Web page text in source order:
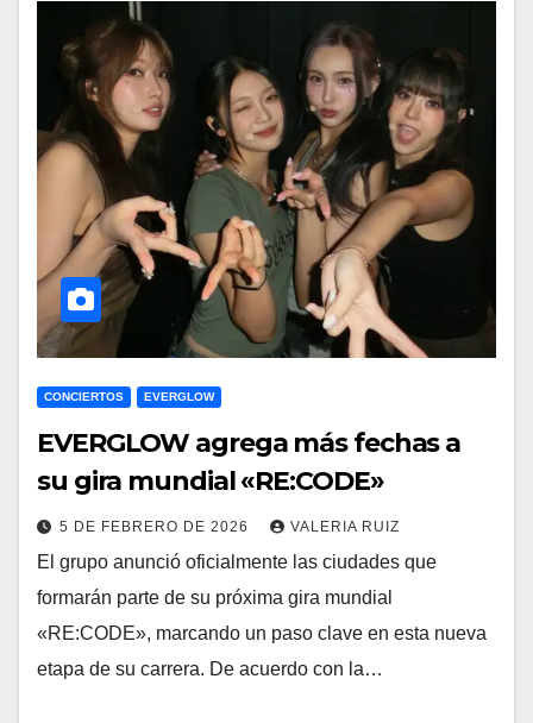
CONCIERTOS EVERGLOW
EVERGLOW agrega más fechas a
su gira mundial «RE:CODE»
5 DE FEBRERO DE 2026 VALERIA RUIZ
El grupo anunció oficialmente las ciudades que
formarán parte de su próxima gira mundial
«RE:CODE», marcando un paso clave en esta nueva
etapa de su carrera. De acuerdo con la…